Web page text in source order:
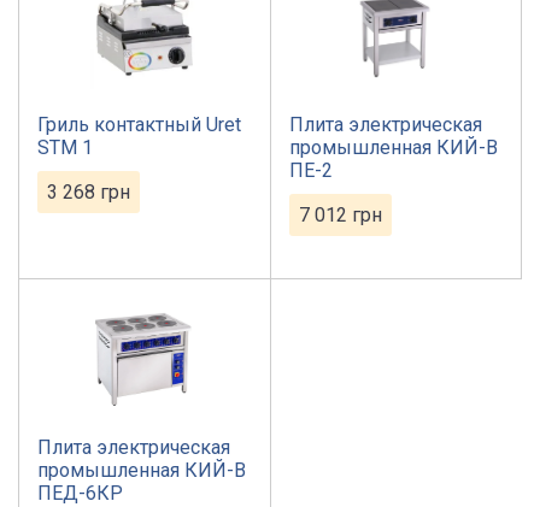
Гриль контактный Uret
STM 1
3 268 грн
Плита электрическая
промышленная КИЙ-В
ПЕ-2
7 012 грн
Плита электрическая
промышленная КИЙ-В
ПЕД-6КР